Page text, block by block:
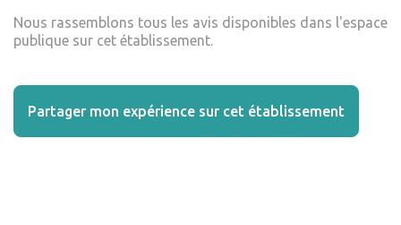
Nous rassemblons tous les avis disponibles dans l'espace
publique sur cet établissement.
Partager mon expérience sur cet établissement